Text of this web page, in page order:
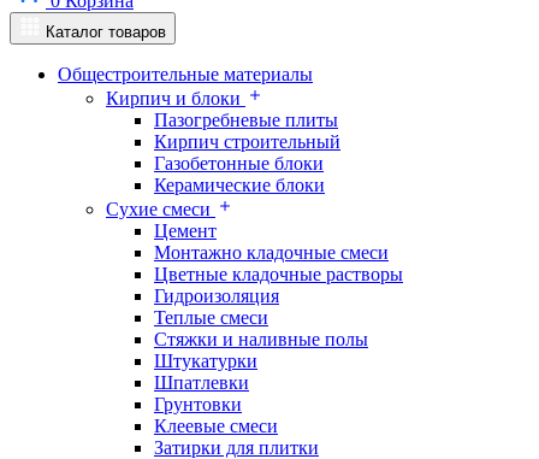
Каталог товаров
Общестроительные материалы
Кирпич и блоки
Пазогребневые плиты
Кирпич строительный
Газобетонные блоки
Керамические блоки
Сухие смеси
Цемент
Монтажно кладочные смеси
Цветные кладочные растворы
Гидроизоляция
Теплые смеси
Стяжки и наливные полы
Штукатурки
Шпатлевки
Грунтовки
Клеевые смеси
Затирки для плитки